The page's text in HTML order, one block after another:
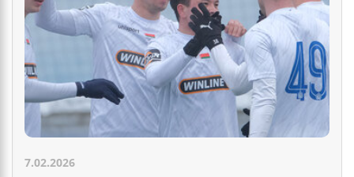
7.02.2026